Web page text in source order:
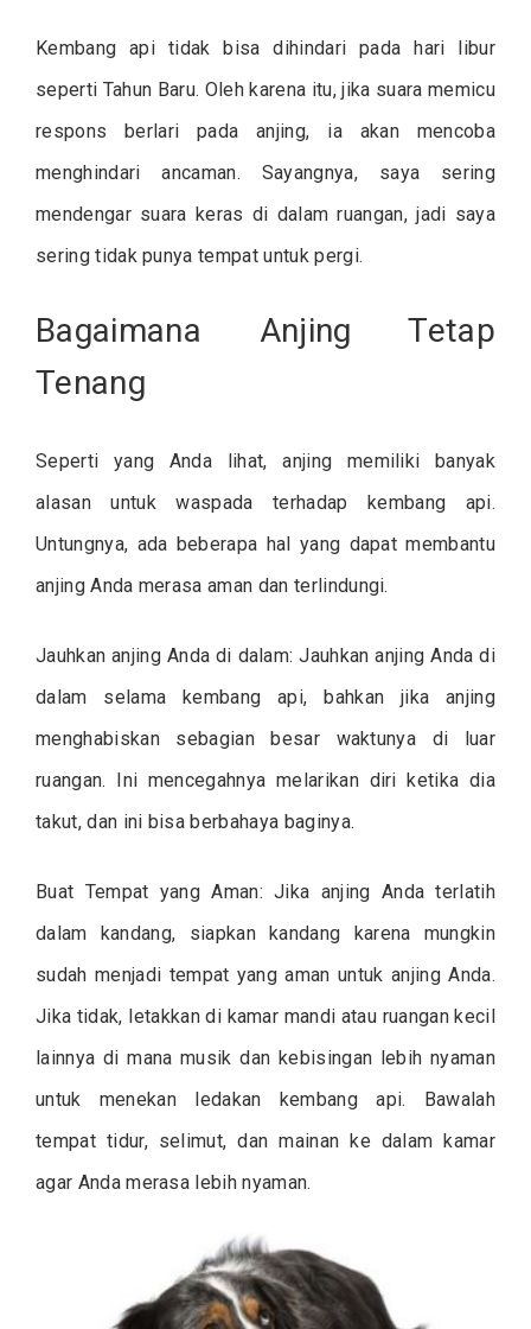
Kembang api tidak bisa dihindari pada hari libur
seperti Tahun Baru. Oleh karena itu, jika suara memicu
respons berlari pada anjing, ia akan mencoba
menghindari ancaman. Sayangnya, saya sering
mendengar suara keras di dalam ruangan, jadi saya
sering tidak punya tempat untuk pergi.
Bagaimana Anjing Tetap
Tenang
Seperti yang Anda lihat, anjing memiliki banyak
alasan untuk waspada terhadap kembang api.
Untungnya, ada beberapa hal yang dapat membantu
anjing Anda merasa aman dan terlindungi.
Jauhkan anjing Anda di dalam: Jauhkan anjing Anda di
dalam selama kembang api, bahkan jika anjing
menghabiskan sebagian besar waktunya di luar
ruangan. Ini mencegahnya melarikan diri ketika dia
takut, dan ini bisa berbahaya baginya.
Buat Tempat yang Aman: Jika anjing Anda terlatih
dalam kandang, siapkan kandang karena mungkin
sudah menjadi tempat yang aman untuk anjing Anda.
Jika tidak, letakkan di kamar mandi atau ruangan kecil
lainnya di mana musik dan kebisingan lebih nyaman
untuk menekan ledakan kembang api. Bawalah
tempat tidur, selimut, dan mainan ke dalam kamar
agar Anda merasa lebih nyaman.